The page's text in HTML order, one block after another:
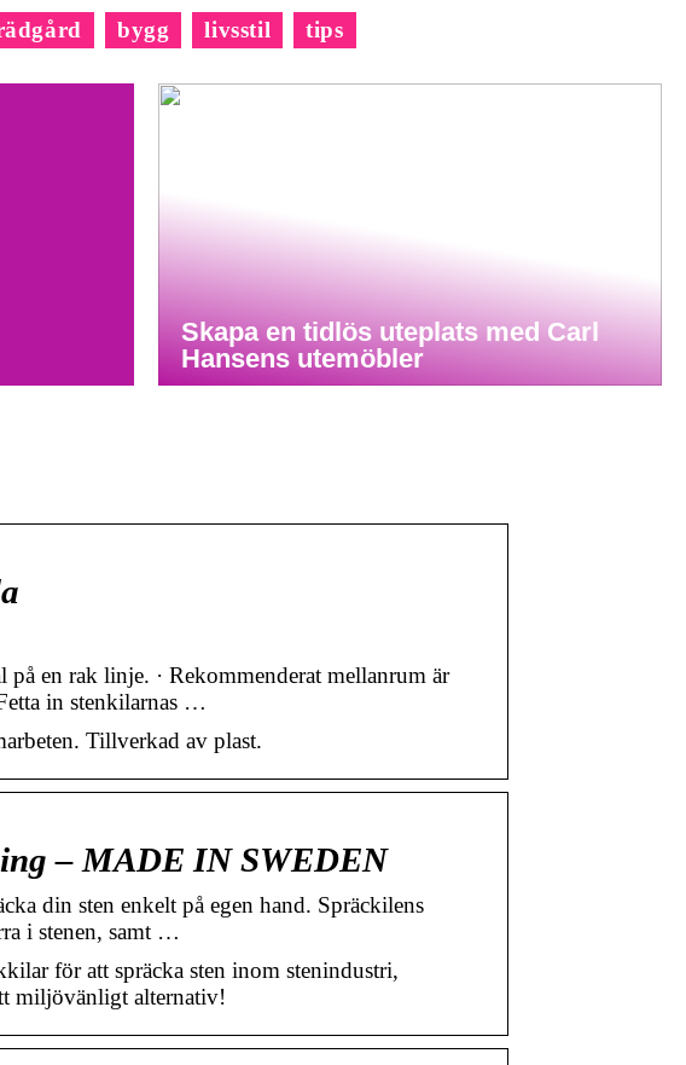
bygg livsstil tips
Skapa en tidlös uteplats med Carl
Hansens utemöbler
på en rak linje. · Rekommenderat mellanrum är
in stenkilarnas …
Tillverkad av plast.
– MADE IN SWEDEN
din sten enkelt på egen hand. Spräckilens
i stenen, samt …
för att spräcka sten inom stenindustri,
miljövänligt alternativ!